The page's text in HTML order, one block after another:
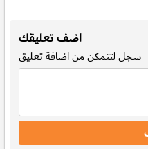
اضف تعليقك
سجللتتمكن من اضافة تعليق